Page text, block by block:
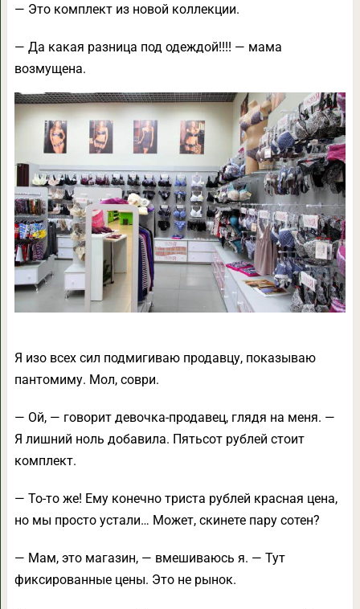
— Это комплект из новой коллекции.
— Да какая разница под одеждой!!!! — мама
возмущена.
Я изо всех сил подмигиваю продавцу, показываю
пантомиму. Мол, соври.
— Ой, — говорит девочка-продавец, глядя на меня. —
Я лишний ноль добавила. Пятьсот рублей стоит
комплект.
— То-то же! Ему конечно триста рублей красная цена,
но мы просто устали… Может, скинете пару сотен?
— Мам, это магазин, — вмешиваюсь я. — Тут
фиксированные цены. Это не рынок.